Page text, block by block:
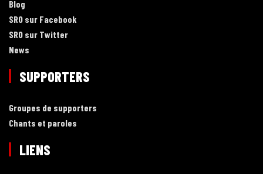
Blog
SRO sur Facebook
SRO sur Twitter
News
SUPPORTERS
Groupes de supporters
Chants et paroles
LIENS